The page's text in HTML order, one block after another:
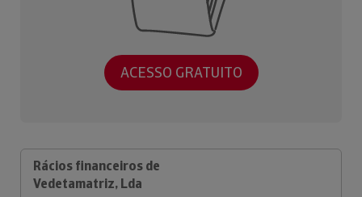
ACESSO GRATUITO
Rácios financeiros de
Vedetamatriz, Lda